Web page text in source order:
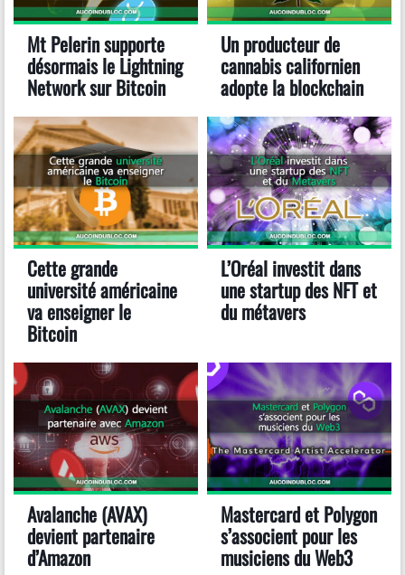
Mt Pelerin supporte
désormais le Lightning
Network sur Bitcoin
Un producteur de
cannabis californien
adopte la blockchain
Cette grande
université américaine
va enseigner le
Bitcoin
L’Oréal investit dans
une startup des NFT et
du métavers
Avalanche (AVAX)
devient partenaire
d’Amazon
Mastercard et Polygon
s’associent pour les
musiciens du Web3